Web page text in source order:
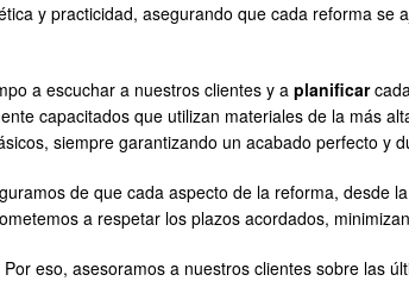
y practicidad, asegurando que cada reforma se
a escuchar a nuestros clientes y a planificar
capacitados que utilizan materiales de la más
siempre garantizando un acabado perfecto y
de que cada aspecto de la reforma, desde
a respetar los plazos acordados,
eso, asesoramos a nuestros clientes sobre las